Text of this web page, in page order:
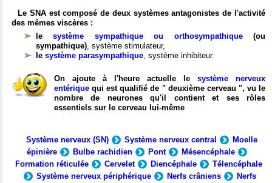
Le SNA est composé de deux systèmes antagonistes de l'activité
des mêmes viscères :
lesystème sympathique ou orthosympathique(ou
sympathique), système stimulateur,
le système parasympathique, système inhibiteur.
On ajoute à l'heure actuelle le système nerveux
entérique qui est qualifié de " deuxième cerveau ", vu le
nombre de neurones qu'il contient et ses rôles
essentiels sur le cerveau lui-même
Système nerveux (SN) Système nerveux central
Moelle
épinière
Bulbe rachidien Pont
Mésencéphale
Formation réticulée
Cervelet Diencéphale
Télencéphale
Système nerveux périphérique
Nerfs crâniens
Nerfs